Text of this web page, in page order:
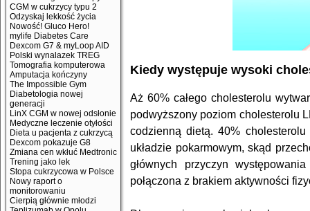
CGM w cukrzycy typu 2
Odzyskaj lekkość życia
Nowość! Gluco Hero!
mylife Diabetes Care
Dexcom G7 & myLoop AID
Polski wynalazek TREG
Tomografia komputerowa
Amputacja kończyny
The Impossible Gym
Diabetologia nowej
generacji
LinX CGM w nowej odsłonie
Medyczne leczenie otyłości
Dieta u pacjenta z cukrzycą
Dexcom pokazuje G8
Zmiana cen wkłuć Medtronic
Trening jako lek
Stopa cukrzycowa w Polsce
Nowy raport o
monitorowaniu
Cierpią głównie młodzi
Kiedy występuje wysoki
Aż 60% całego cholesterolu
podwyższony poziom cholesterolu
codzienną dietą. 40%
układzie pokarmowym, skąd
głównych przyczyn
połączona z brakiem aktywności